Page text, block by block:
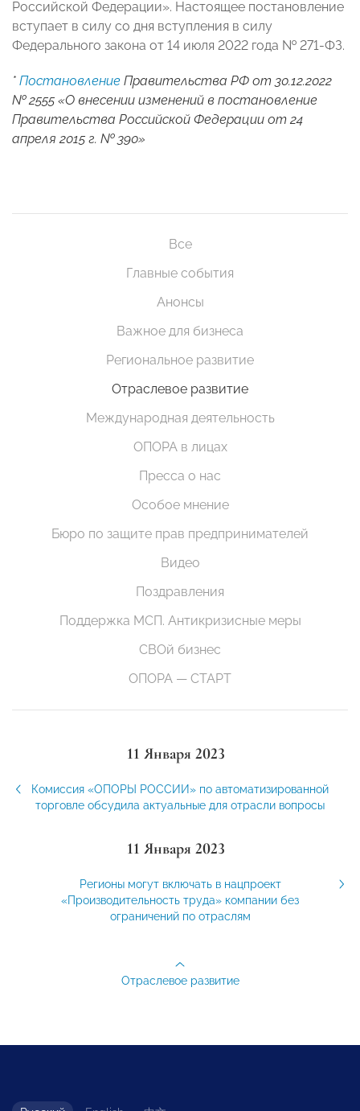
Российской Федерации». Настоящее постановление
вступает в силу со дня вступления в силу
Федерального закона от 14 июля 2022 года № 271-ФЗ.
* Постановление Правительства РФ от 30.12.2022
№ 2555 «О внесении изменений в постановление
Правительства Российской Федерации от 24
апреля 2015 г. № 390»
Все
Главные события
Анонсы
Важное для бизнеса
Региональное развитие
Отраслевое развитие
Международная деятельность
ОПОРА в лицах
Пресса о нас
Особое мнение
Бюро по защите прав предпринимателей
Видео
Поздравления
Поддержка МСП. Антикризисные меры
СВОй бизнес
ОПОРА — СТАРТ
11 Января 2023
Комиссия «ОПОРЫ РОССИИ» по автоматизированной
торговле обсудила актуальные для отрасли вопросы
11 Января 2023
Регионы могут включать в нацпроект
«Производительность труда» компании без
ограничений по отраслям
Отраслевое развитие